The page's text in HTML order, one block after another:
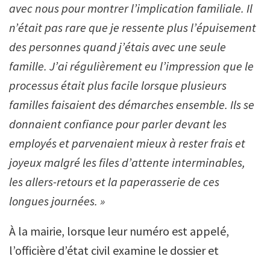
avec nous pour montrer l’implication familiale. Il
n’était pas rare que je ressente plus l’épuisement
des personnes quand j’étais avec une seule
famille. J’ai régulièrement eu l’impression que le
processus était plus facile lorsque plusieurs
familles faisaient des démarches ensemble. Ils se
donnaient confiance pour parler devant les
employés et parvenaient mieux à rester frais et
joyeux malgré les files d’attente interminables,
les allers-retours et la paperasserie de ces
longues journées. »
À la mairie, lorsque leur numéro est appelé,
l’officière d’état civil examine le dossier et